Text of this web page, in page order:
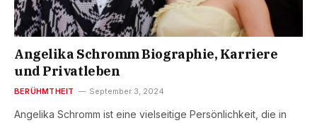
Angelika Schromm Biographie, Karriere
und Privatleben
BERÜHMTHEIT September 3, 2024
Angelika Schromm ist eine vielseitige Persönlichkeit, die in